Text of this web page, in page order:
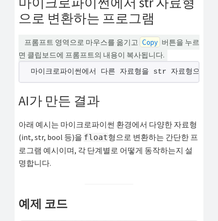
든
것
서
하
요!
으로 변환하는 프로그램
프롬프트 영역으로 마우스를 옮기고 Copy 버튼을 누르
면 클립보드에 프롬프트의 내용이 복사됩니다.
마이크로파이썬에서 다른 자료형을 str 자료형으로
AI가 만든 결과
아래 예시는 마이크로파이썬 환경에서 다양한 자료형
(int, str, bool 등)을 float형으로 변환하는 간단한 프
로그램 예시이며, 각 단계별로 어떻게 동작하는지 설
명합니다.
예제 코드